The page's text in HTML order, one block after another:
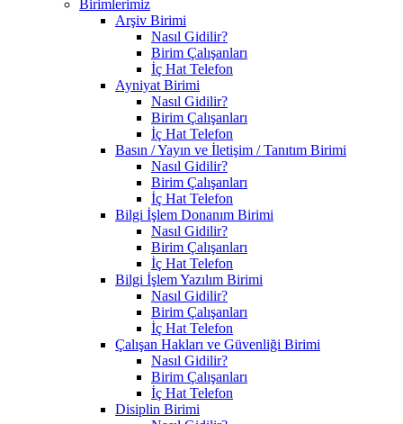
Birimlerimiz
Arşiv Birimi
Nasıl Gidilir?
Birim Çalışanları
İç Hat Telefon
Ayniyat Birimi
Nasıl Gidilir?
Birim Çalışanları
İç Hat Telefon
Basın / Yayın ve İletişim / Tanıtım Birimi
Nasıl Gidilir?
Birim Çalışanları
İç Hat Telefon
Bilgi İşlem Donanım Birimi
Nasıl Gidilir?
Birim Çalışanları
İç Hat Telefon
Bilgi İşlem Yazılım Birimi
Nasıl Gidilir?
Birim Çalışanları
İç Hat Telefon
Çalışan Hakları ve Güvenliği Birimi
Nasıl Gidilir?
Birim Çalışanları
İç Hat Telefon
Disiplin Birimi